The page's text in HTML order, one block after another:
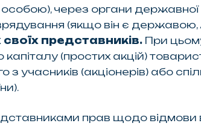
через органи
(якщо він є
своїх представників.При
капіталу (простих акцій)
учасників (акціонерів) або
прав щодо відмови